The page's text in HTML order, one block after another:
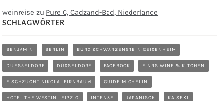
weinreise zu Pure C, Cadzand-Bad, Niederlande
SCHLAGWÖRTER
BENJAMIN BERLIN BURG SCHWARZENSTEIN GEISENHEIM
DUESSELDORF DÜSSELDORF FACEBOOK FINNS WINE & KITCHEN
FISCHZUCHT NIKOLAI BIRNBAUM GUIDE MICHELIN
HOTEL THE WESTIN LEIPZIG INTENSE JAPANISCH KAISEKI